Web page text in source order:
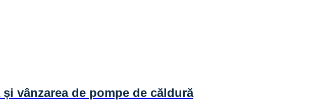
vânzarea de pompe de căldură